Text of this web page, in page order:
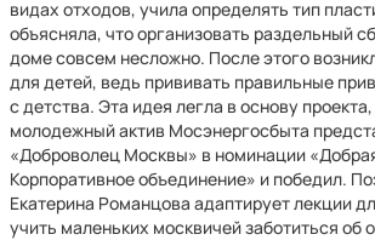
видах отходов, учила определять тип
объясняла, что организовать раздельный
доме совсем несложно. После этого
для детей, ведь прививать правильные
с детства. Эта идея легла в основу
молодежный актив Мосэнергосбыта
«Доброволец Москвы» в номинации
Корпоративное объединение» и победил.
Екатерина Романцова адаптирует лекции
учить маленьких москвичей заботиться